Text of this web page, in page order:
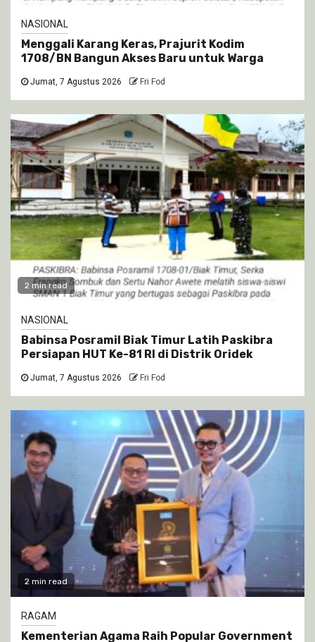
NASIONAL
Menggali Karang Keras, Prajurit Kodim
1708/BN Bangun Akses Baru untuk Warga
Jumat, 7 Agustus 2026 Fri Fod
2 min read
NASIONAL
Babinsa Posramil Biak Timur Latih Paskibra
Persiapan HUT Ke-81 RI di Distrik Oridek
Jumat, 7 Agustus 2026 Fri Fod
2 min read
RAGAM
Kementerian Agama Raih Popular Government